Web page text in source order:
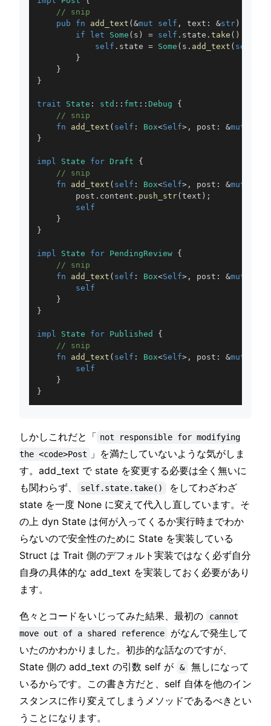
// snip
pub
fn add_text (&mut self , text : &str)
if
let Some ( s ) = self . state . take ( )
self . state = Some ( s . add_text ( self
}
}
}
trait State : std :: fmt :: Debug
{
// snip
fn
add_text ( self : Box<Self> , post : &mut
}
impl State for Draft
{
// snip
fn
add_text ( self : Box<Self> , post : &mut
        post
. content . push_str(text ) ;
self
}
}
impl State for PendingReview {
// snip
fn
add_text ( self : Box<Self> , post : &mut
self
}
}
impl State for Published
{
// snip
fn
add_text ( self : Box<Self> , post : &mut
self
}
}
しかしこれだと「 not responsible for modifying
the <code>Post
」を満たしていないような気がしま
す。add_text で state を変更する必要は全く無いに
も関わらず、
self.state.take()
をしてわざわざ
state を一度 None に変えて代入し直しています。そ
の上 dyn State は何が入ってくるか実行時までわか
らないので安全性のために State を実装している
Struct は Trait 側のデフォルト実装ではなく必ず自分
自身の具体的な add_text を実装しておく必要があり
ます。
色々とコードをいじってみた結果、最初の
cannot
move out of a shared reference
がなんで発生して
いたのかわかりました。初歩的な話なのですが、
State 側の add_text の引数 self が
&
無しになって
いるからです。この書き方だと、self 自体を他のイン
スタンスに作り変えてしまうメソッドであるべきとい
うことになります。